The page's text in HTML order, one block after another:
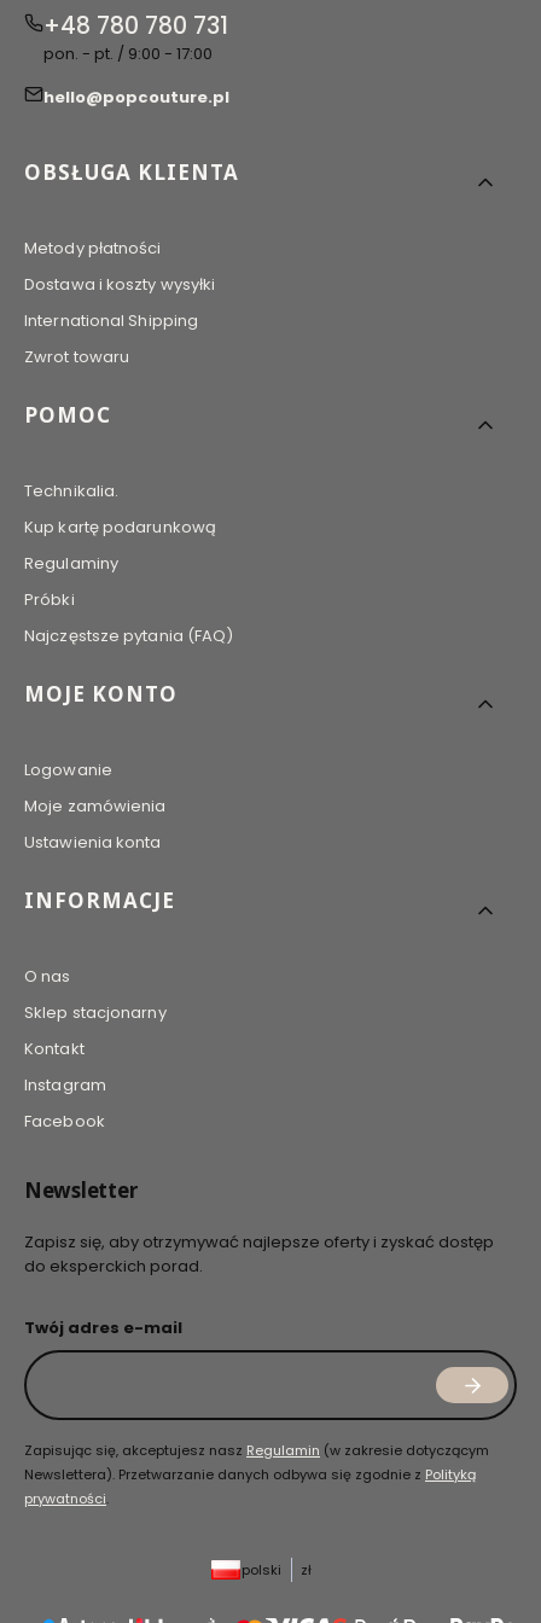
+48 780 780 731
pon. - pt. / 9:00 - 17:00
hello@popcouture.pl
Linki w stopce
OBSŁUGA KLIENTA
Metody płatności
Dostawa i koszty wysyłki
International Shipping
Zwrot towaru
POMOC
Technikalia.
Kup kartę podarunkową
Regulaminy
Próbki
Najczęstsze pytania (FAQ)
MOJE KONTO
Logowanie
Moje zamówienia
Ustawienia konta
INFORMACJE
O nas
Sklep stacjonarny
Kontakt
Instagram
Facebook
Newsletter
Zapisz się, aby otrzymywać najlepsze oferty i zyskać dostęp
do eksperckich porad.
Twój adres e-mail
Zapisując się, akceptujesz nasz Regulamin (w zakresie dotyczącym
Newslettera). Przetwarzanie danych odbywa się zgodnie z Polityką
prywatności.
polski zł